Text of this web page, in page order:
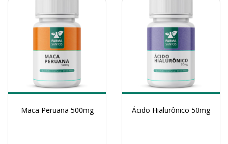
Maca Peruana 500mg Ácido Hialurônico 50mg